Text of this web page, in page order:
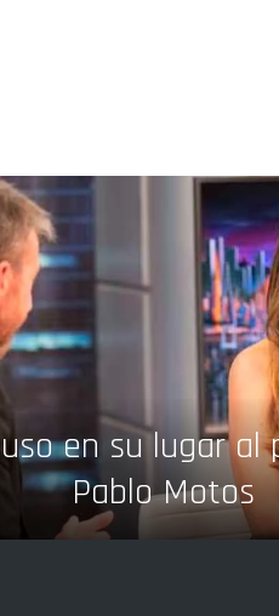
en su lugar
Pablo Motos